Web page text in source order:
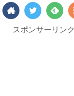
スポンサーリンク